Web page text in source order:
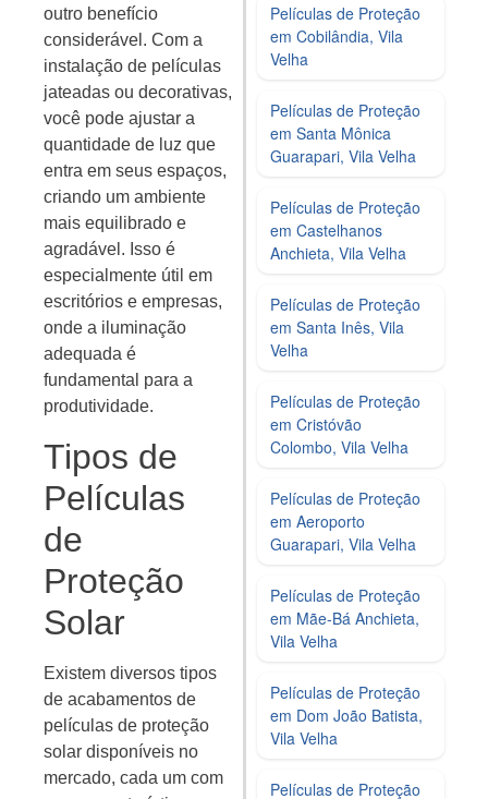
outro benefício
considerável. Com a
instalação de películas
jateadas ou decorativas,
você pode ajustar a
quantidade de luz que
entra em seus espaços,
criando um ambiente
mais equilibrado e
agradável. Isso é
especialmente útil em
escritórios e empresas,
onde a iluminação
adequada é
fundamental para a
produtividade.
Tipos de
Películas
de
Proteção
Solar
Existem diversos tipos
de acabamentos de
películas de proteção
solar disponíveis no
mercado, cada um com
Películas de Proteção
em Cobilândia, Vila
Velha
Películas de Proteção
em Santa Mônica
Guarapari, Vila Velha
Películas de Proteção
em Castelhanos
Anchieta, Vila Velha
Películas de Proteção
em Santa Inês, Vila
Velha
Películas de Proteção
em Cristóvão
Colombo, Vila Velha
Películas de Proteção
em Aeroporto
Guarapari, Vila Velha
Películas de Proteção
em Mãe-Bá Anchieta,
Vila Velha
Películas de Proteção
em Dom João Batista,
Vila Velha
Películas de Proteção